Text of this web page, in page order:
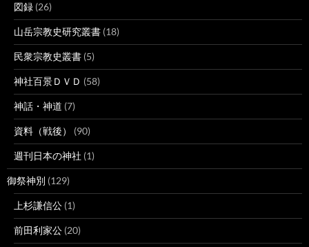
図録 (26)
山岳宗教史研究叢書 (18)
民衆宗教史叢書 (5)
神社百景ＤＶＤ (58)
神話・神道 (7)
資料（戦後） (90)
週刊日本の神社 (1)
御祭神別 (129)
上杉謙信公 (1)
前田利家公 (20)